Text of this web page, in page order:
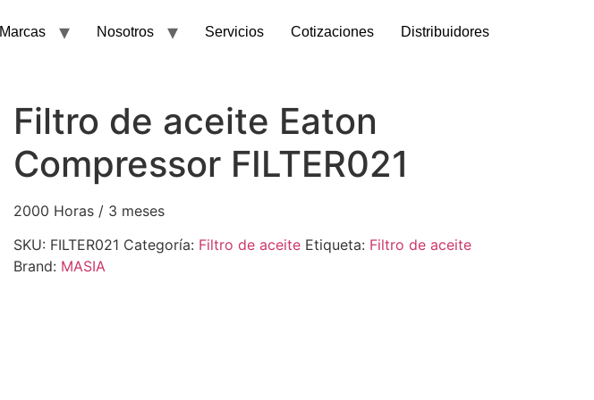
Marcas Nosotros Servicios Cotizaciones Distribuidores
Filtro de aceite Eaton
Compressor FILTER021
2000 Horas / 3 meses
SKU: FILTER021 Categoría: Filtro de aceite Etiqueta: Filtro de aceite
Brand: MASIA